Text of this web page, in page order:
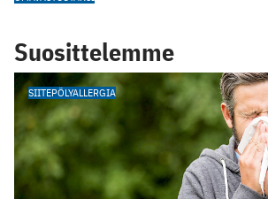
Suosittelemme
SIITEPÖLYALLERGIA